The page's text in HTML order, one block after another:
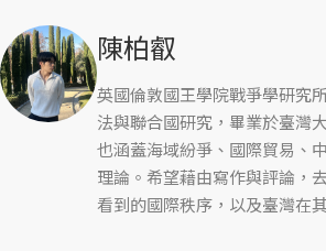
陳柏叡
英國倫敦國王學院戰爭學研究
法與聯合國研究，畢業於臺灣
也涵蓋海域紛爭、國際貿易、
理論。希望藉由寫作與評論，
看到的國際秩序，以及臺灣在